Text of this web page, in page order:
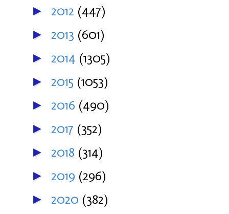
► 2012 (447)
► 2013 (601)
► 2014 (1305)
► 2015 (1053)
► 2016 (490)
► 2017 (352)
► 2018 (314)
► 2019 (296)
► 2020 (382)